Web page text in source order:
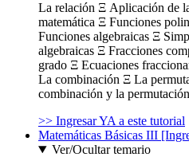
La relación Ξ Aplicación de
matemática Ξ Funciones
Funciones algebraicas Ξ
algebraicas Ξ Fracciones
grado Ξ Ecuaciones
La combinación Ξ La
combinación y la
>> Ingresar YA a este tutorial
Matemáticas Básicas III
Ver/Ocultar temario